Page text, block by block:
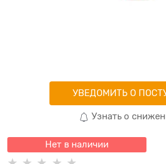
УВЕДОМИТЬ О
Узнать о
Нет в наличии